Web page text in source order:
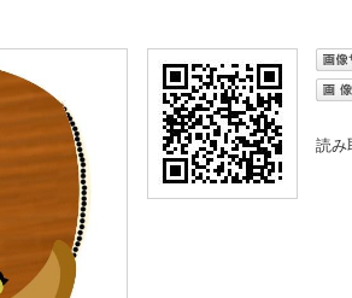
読み